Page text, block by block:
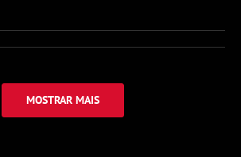
MOSTRAR MAIS